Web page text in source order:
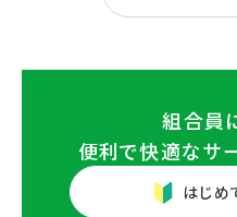
組合員
便利で快適なサ
はじめ